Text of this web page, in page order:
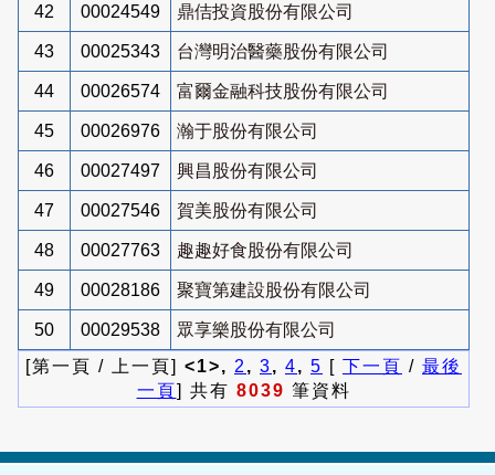
42 00024549 鼎佶投資股份有限公司
43 00025343 台灣明治醫藥股份有限公司
44 00026574 富爾金融科技股份有限公司
45 00026976 瀚于股份有限公司
46 00027497 興昌股份有限公司
47 00027546 賀美股份有限公司
48 00027763 趣趣好食股份有限公司
49 00028186 聚寶第建設股份有限公司
50 00029538
眾享樂股份有限公司
[第一頁 / 上一頁] <1>, 2 , 3, 4, 5 [ 下一頁 / 最後
一頁] 共有 8039 筆資料